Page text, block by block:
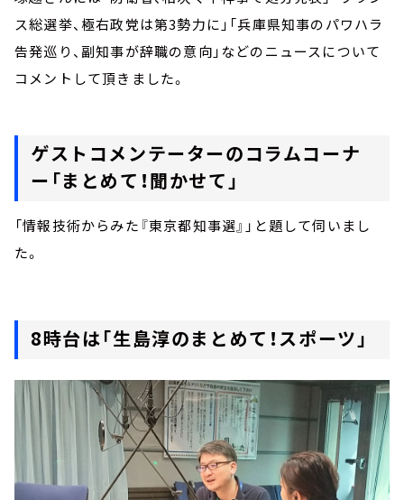
ス総選挙、極右政党は第3勢力に」「兵庫県知事のパワハラ
告発巡り、副知事が辞職の意向」などのニュースについて
コメントして頂きました。
ゲストコメンテーターのコラムコーナ
ー「まとめて！聞かせて」
「情報技術からみた『東京都知事選』」と題して伺いまし
た。
8時台は「生島淳のまとめて！スポーツ」